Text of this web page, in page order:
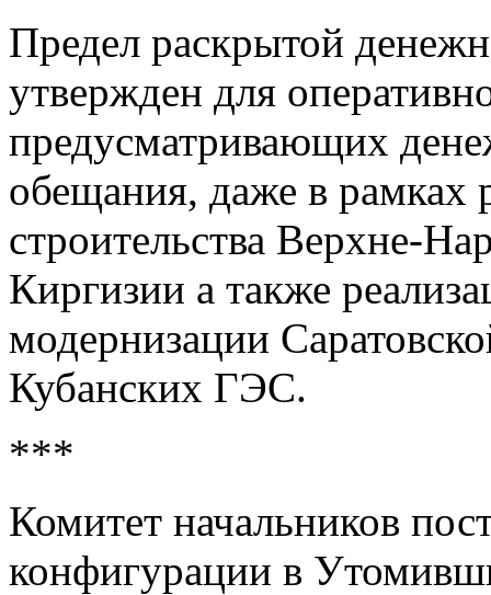
Предел раскрытой
утвержден для
предусматривающих
обещания, даже в рамках
строительства Верхне-
Киргизии а также
модернизации
Кубанских ГЭС.
***
Комитет начальников
конфигурации в